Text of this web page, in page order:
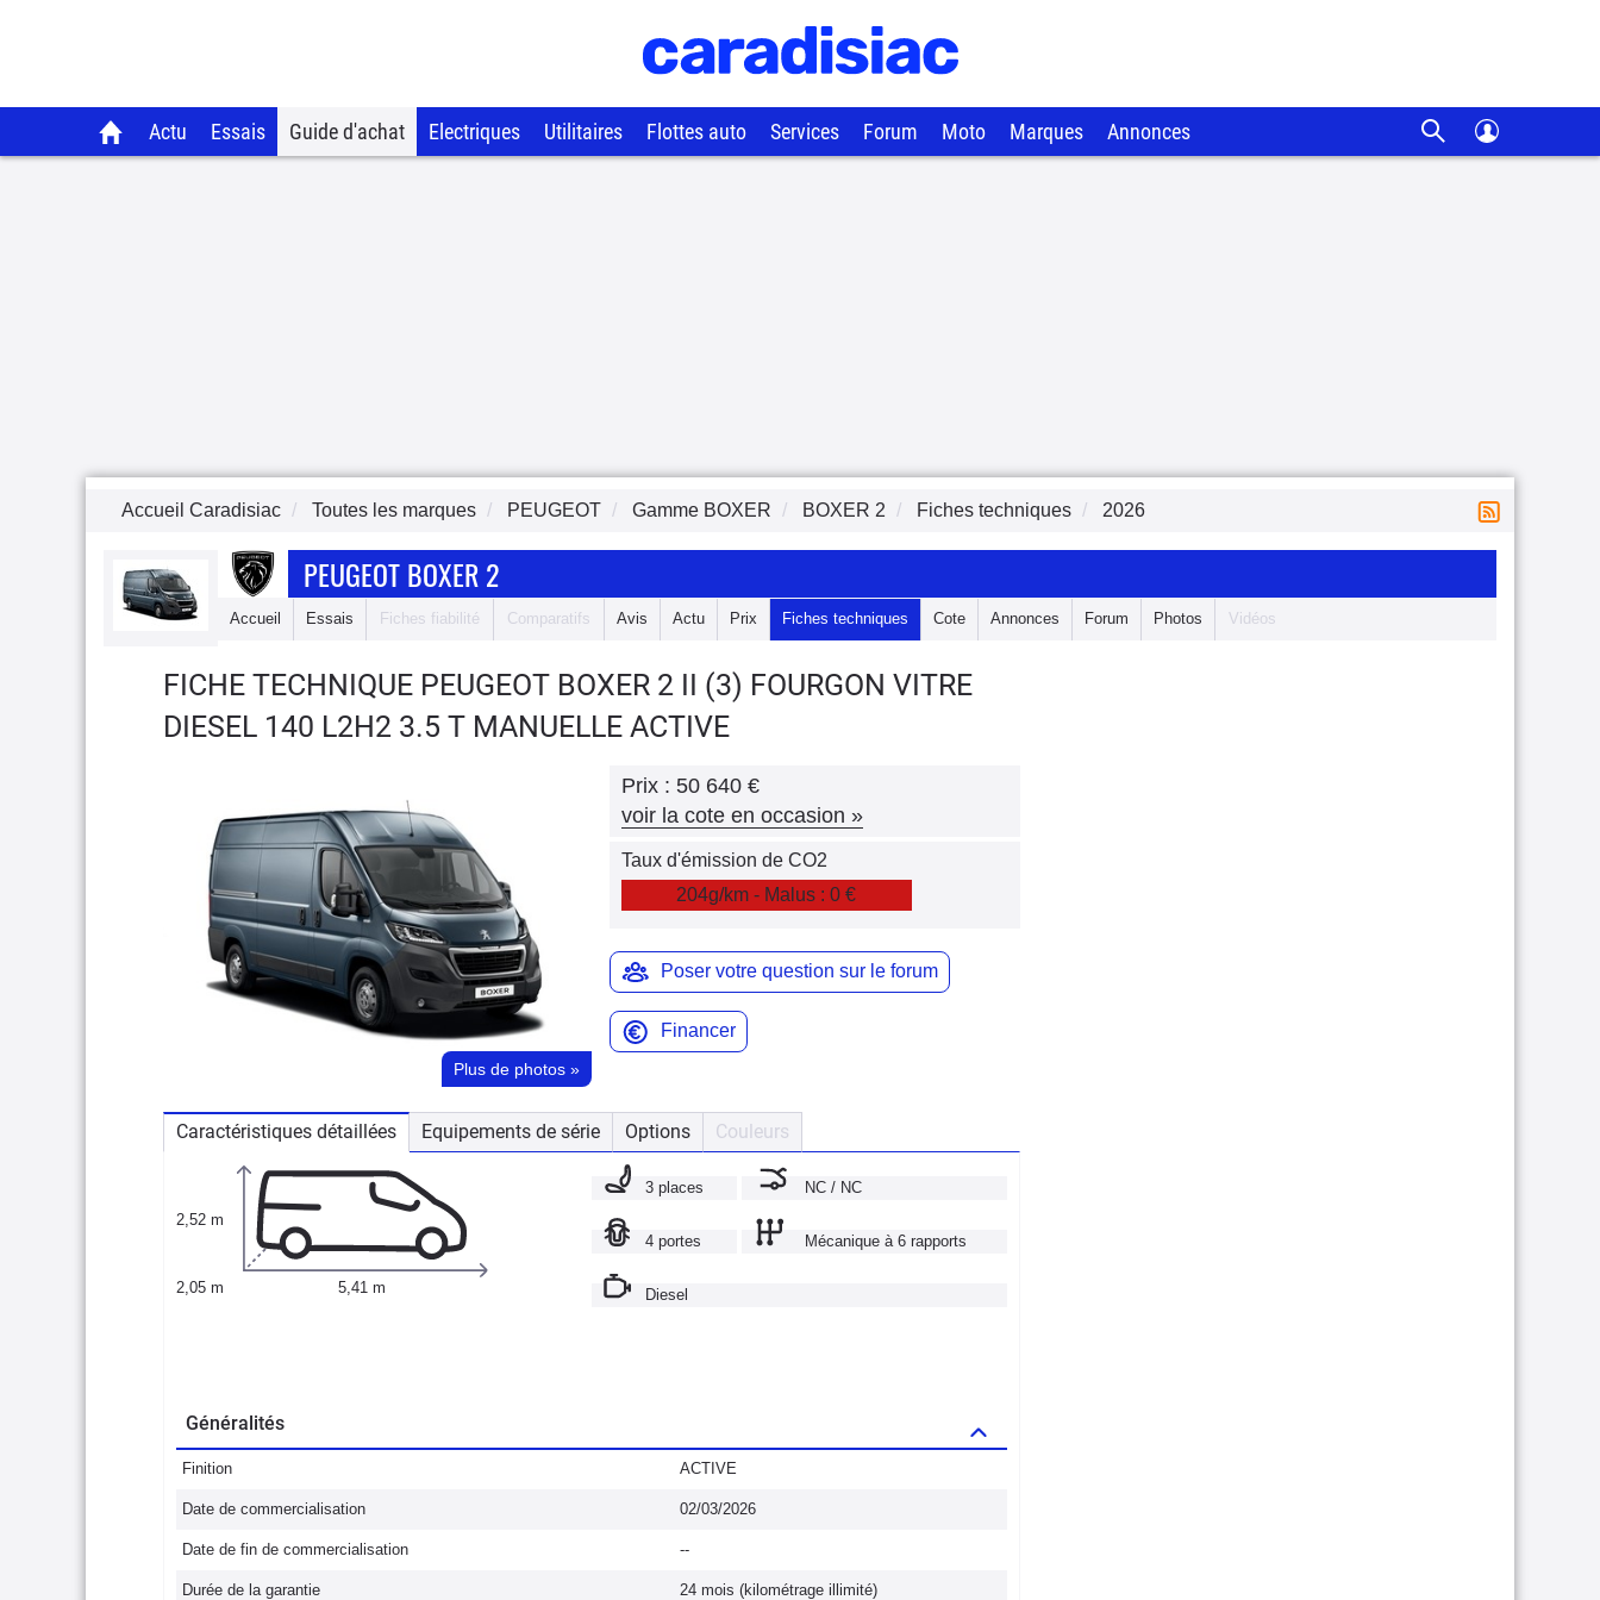
Actu Essais Guide d'achat Electriques Utilitaires Flottes auto Services Forum Moto Marques Annonces
Accueil Caradisiac Toutes les marques PEUGEOT Gamme BOXER BOXER 2 Fiches techniques 2026
PEUGEOT BOXER 2
Accueil Essais Fiches fiabilité Comparatifs Avis Actu Prix Fiches techniques Cote Annonces Forum Photos Vidéos
FICHE TECHNIQUE PEUGEOT BOXER 2 II (3) FOURGON VITRE
DIESEL 140 L2H2 3.5 T MANUELLE ACTIVE
Plus de photos »
Prix : 50 640 €
voir la cote en occasion »
Taux d'émission de CO2
204g/km - Malus : 0 €
Poser votre question sur le forum
Financer
Caractéristiques détaillées Equipements de série Options Couleurs
2,52 m
2,05 m 5,41 m
3 places NC / NC
4 portes Mécanique à 6 rapports
Diesel
Généralités
Finition ACTIVE
Date de commercialisation 02/03/2026
Date de fin de commercialisation --
Durée de la garantie 24 mois (kilométrage illimité)